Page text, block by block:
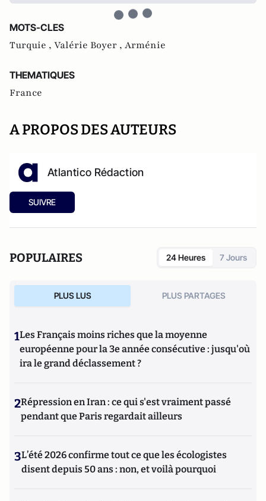
MOTS-CLES
Turquie , Valérie Boyer , Arménie
THEMATIQUES
France
A PROPOS DES AUTEURS
Atlantico Rédaction
SUIVRE
POPULAIRES 24 Heures 7 Jours
PLUS LUS PLUS PARTAGES
1Les Français moins riches que la moyenne
européenne pour la 3e année consécutive : jusqu'où
ira le grand déclassement ?
2Répression en Iran : ce qui s'est vraiment passé
pendant que Paris regardait ailleurs
3L’été 2026 confirme tout ce que les écologistes
disent depuis 50 ans : non, et voilà pourquoi